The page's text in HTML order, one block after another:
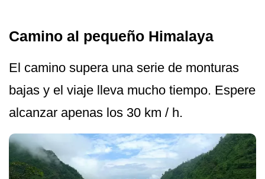
Camino al pequeño Himalaya
El camino supera una serie de monturas
bajas y el viaje lleva mucho tiempo. Espere
alcanzar apenas los 30 km / h.